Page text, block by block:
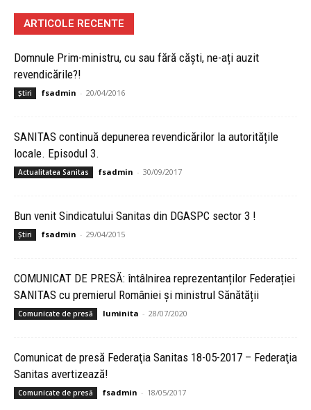
ARTICOLE RECENTE
Domnule Prim-ministru, cu sau fără căști, ne-ați auzit
revendicările?!
Știri fsadmin - 20/04/2016
SANITAS continuă depunerea revendicărilor la autoritățile
locale. Episodul 3.
Actualitatea Sanitas fsadmin - 30/09/2017
Bun venit Sindicatului Sanitas din DGASPC sector 3 !
Știri fsadmin - 29/04/2015
COMUNICAT DE PRESĂ: întâlnirea reprezentanților Federației
SANITAS cu premierul României și ministrul Sănătății
Comunicate de presă luminita - 28/07/2020
Comunicat de presă Federaţia Sanitas 18-05-2017 – Federaţia
Sanitas avertizează!
Comunicate de presă fsadmin - 18/05/2017